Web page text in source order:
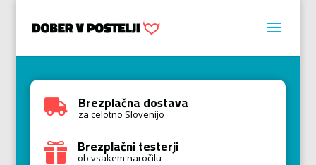
 Brezplačna dostava
za celotno Slovenijo
 Brezplačni testerji
ob vsakem naročilu